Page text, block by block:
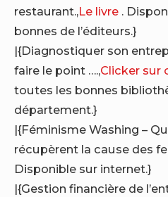
restaurant.,Le livre .
bonnes de l’éditeurs.}
|{Diagnostiquer son
faire le point ….,Clicker sur
toutes les bonnes
département.}
|{Féminisme Washing –
récupèrent la cause des
Disponible sur internet.}
|{Gestion financière de